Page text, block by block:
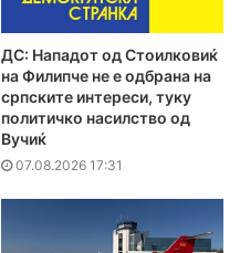
ДС: Нападот од Стоилковиќ
на Филипче не е одбрана на
српските интереси, туку
политичко насилство од
Вучиќ
07.08.2026 17:31